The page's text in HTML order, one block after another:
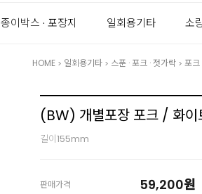
종이박스 · 포장지 일회용기타 소
HOME > 일회용기타 > 스푼 · 포크 · 젓가락 > 포크
(BW) 개별포장 포크 / 화이
길이155mm
판매가격 59,200원